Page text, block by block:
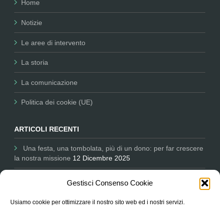
Gestisci Consenso Cookie
Usiamo cookie per ottimizzare il nostro sito web ed i nostri servizi.
Home
Notizie
Le aree di intervento
La storia
La comunicazione
Politica dei cookie (UE)
ARTICOLI RECENTI
Una festa, una tombolata, più di un dono: per far crescere
la nostra missione 12 Dicembre 2025
dell’Università salesiana 11 Dicembre 2025
L’Associazione in Parlamento ascoltata sul degrado delle